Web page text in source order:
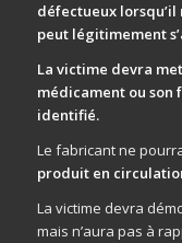
défectueux lorsqu’il
peut légitimement
La victime devra
médicament ou son
identifié.
Le fabricant ne
produit en
La victime devra
mais n’aura pas à